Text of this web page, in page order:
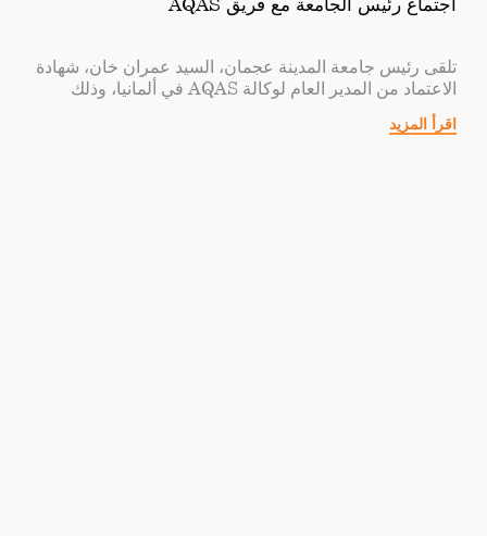
تلقى رئيس جامعة المدينة عجمان، السيد عمران خان، شهادة
الاعتماد من المدير العام لوكالة AQAS في ألمانيا، وذلك
لبرنامج البكالوريوس المعتمد حديثًا في العلاقات العامة
اقرأ المزيد